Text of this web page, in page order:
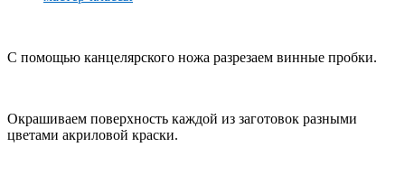
С помощью канцелярского ножа разрезаем винные пробки.
Окрашиваем поверхность каждой из заготовок разными
цветами акриловой краски.